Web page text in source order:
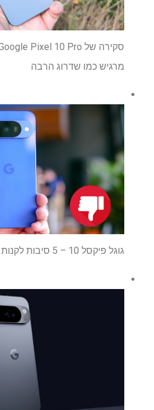
מרגיש כמו שדרוג הרבה
גוגל פיקסל 10 – 5 סיבות לקנות (ו -2 סיבות לדלג)